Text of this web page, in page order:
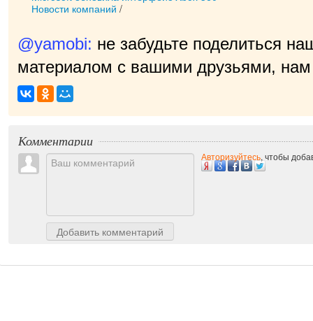
Новости компаний /
@yamobi: не забудьте поделиться
материалом с вашими друзьями,
Комментарии
Добавить комментарий
Авторизуйтесь, чтобы